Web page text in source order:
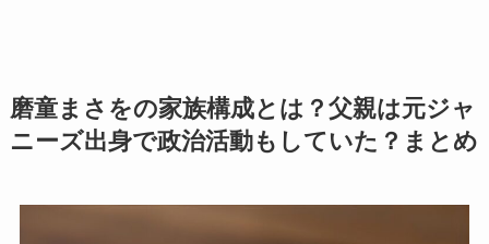
磨童まさをの家族構成とは？父親は元ジャ
ニーズ出身で政治活動もしていた？まとめ